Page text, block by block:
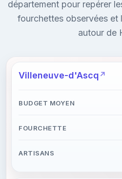
département pour repérer
fourchettes observées et
autour de
Villeneuve-d'Ascq